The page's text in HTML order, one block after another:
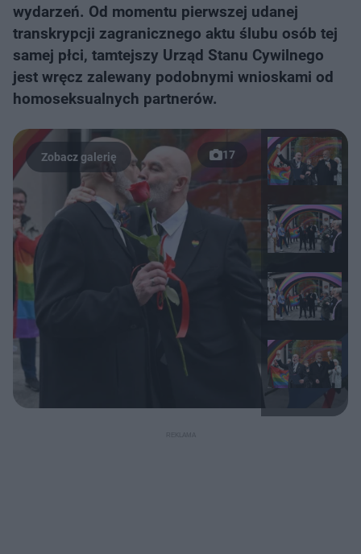
wydarzeń. Od momentu pierwszej udanej
transkrypcji zagranicznego aktu ślubu osób tej
samej płci, tamtejszy Urząd Stanu Cywilnego
jest wręcz zalewany podobnymi wnioskami od
homoseksualnych partnerów.
17